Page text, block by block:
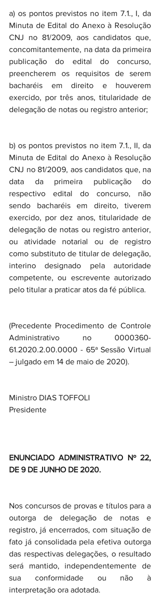
a) os pontos previstos no item 7.1., I, da
Minuta de Edital do Anexo à Resolução
CNJ no 81/2009, aos candidatos que,
concomitantemente, na data da primeira
publicação do edital do concurso,
preencherem os requisitos de serem
bacharéis em direito e houverem
exercido, por três anos, titularidade de
delegação de notas ou registro anterior;
b) os pontos previstos no item 7.1., II, da
Minuta de Edital do Anexo à Resolução
CNJ no 81/2009, aos candidatos que, na
data da primeira publicação do
respectivo edital do concurso, não
sendo bacharéis em direito, tiverem
exercido, por dez anos, titularidade de
delegação de notas ou registro anterior,
ou atividade notarial ou de registro
como substituto de titular de delegação,
interino designado pela autoridade
competente, ou escrevente autorizado
pelo titular a praticar atos da fé pública.
(Precedente Procedimento de Controle
Administrativo no 0000360-
61.2020.2.00.0000 - 65ª Sessão Virtual
– julgado em 14 de maio de 2020).
Ministro DIAS TOFFOLI
Presidente
ENUNCIADO ADMINISTRATIVO Nº 22,
DE 9 DE JUNHO DE 2020.
Nos concursos de provas e títulos para a
outorga de delegação de notas e
registro, já encerrados, com situação de
fato já consolidada pela efetiva outorga
das respectivas delegações, o resultado
será mantido, independentemente de
sua conformidade ou não à
interpretação ora adotada.